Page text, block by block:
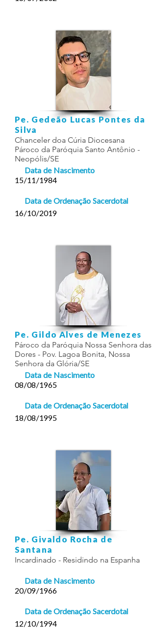
Pe. Gedeão Lucas Pontes da
Silva
Chanceler doa Cúria Diocesana
Pároco da Paróquia Santo Antônio -
Neopólis/SE
Data de Nascimento
15/11/1984
Data de Ordenação Sacerdotal
16/10/2019
Pe. Gildo Alves de Menezes
Pároco da Paróquia Nossa Senhora das
Dores - Pov. Lagoa Bonita, Nossa
Senhora da Glória/SE
Data de Nascimento
08/08/1965
Data de Ordenação Sacerdotal
18/08/1995
Pe. Givaldo Rocha de
Santana
Incardinado - Residindo na Espanha
Data de Nascimento
20/09/1966
Data de Ordenação Sacerdotal
12/10/1994